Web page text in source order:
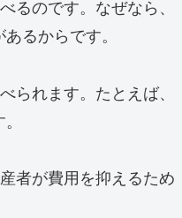
値段の変動を調べるた